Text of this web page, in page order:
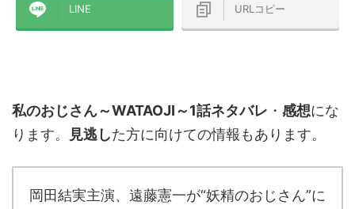
LINE URLコピー
私のおじさん～WATAOJI～1話ネタバレ ・ 感想にな
ります。
見逃した方に向けての情報もあります。
岡田結実主演、遠藤憲一が“妖精のおじさん”に